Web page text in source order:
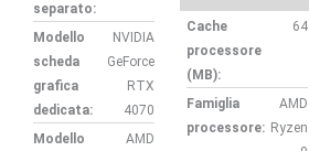
separato:
Modello
scheda
grafica
dedicata:
NVIDIA
GeForce
RTX
4070
Modello
AMD
Cache
processore
(MB):
64
Famiglia
processore:
AMD
Ryzen